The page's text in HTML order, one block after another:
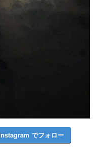
Instagram でフォロー